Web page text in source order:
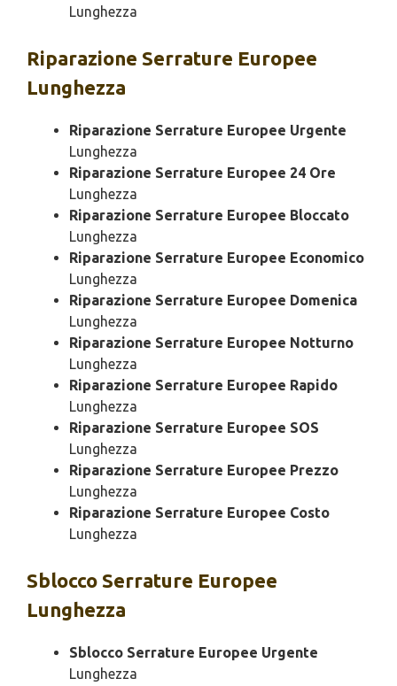
Lunghezza
Riparazione Serrature Europee
Lunghezza
Riparazione Serrature Europee Urgente
Lunghezza
Riparazione Serrature Europee 24 Ore
Lunghezza
Riparazione Serrature Europee Bloccato
Lunghezza
Riparazione Serrature Europee Economico
Lunghezza
Riparazione Serrature Europee Domenica
Lunghezza
Riparazione Serrature Europee Notturno
Lunghezza
Riparazione Serrature Europee Rapido
Lunghezza
Riparazione Serrature Europee SOS
Lunghezza
Riparazione Serrature Europee Prezzo
Lunghezza
Riparazione Serrature Europee Costo
Lunghezza
Sblocco Serrature Europee
Lunghezza
Sblocco Serrature Europee Urgente
Lunghezza